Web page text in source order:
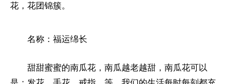
花，花团锦簇。
名称：福运绵长
甜甜蜜蜜的南瓜花，南瓜越老越甜，南瓜花可以